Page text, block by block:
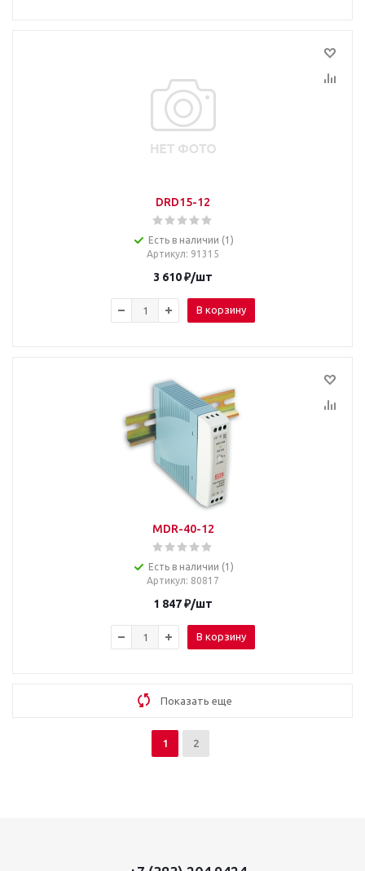
DRD15-12
Есть в наличии (1)
Артикул: 91315
3 610₽/шт
В корзину
MDR-40-12
Есть в наличии (1)
Артикул: 80817
1 847₽/шт
В корзину
Показать еще
1 2